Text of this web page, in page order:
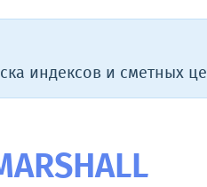
индексов и сметных